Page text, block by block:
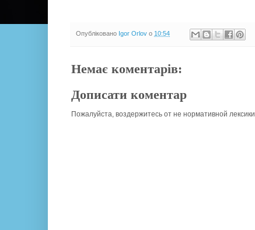
Опубліковано Igor Orlov о 10:54
Немає коментарів:
Дописати коментар
Пожалуйста, воздержитесь от не нормативной лексики.